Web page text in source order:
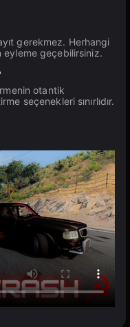
gerekmez. Herhangi
eyleme geçebilirsiniz.
otantik
seçenekleri sınırlıdır.